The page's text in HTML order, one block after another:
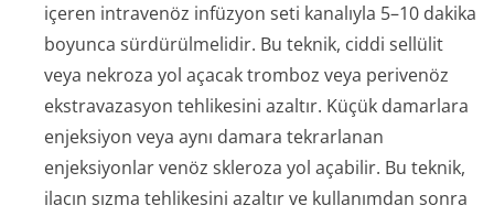
içeren intravenöz infüzyon seti kanalıyla 5–10 dakika
boyunca sürdürülmelidir. Bu teknik, ciddi sellülit
veya nekroza yol açacak tromboz veya perivenöz
ekstravazasyon tehlikesini azaltır. Küçük damarlara
enjeksiyon veya aynı damara tekrarlanan
enjeksiyonlar venöz skleroza yol açabilir. Bu teknik,
ilacın sızma tehlikesini azaltır ve kullanımdan sonra